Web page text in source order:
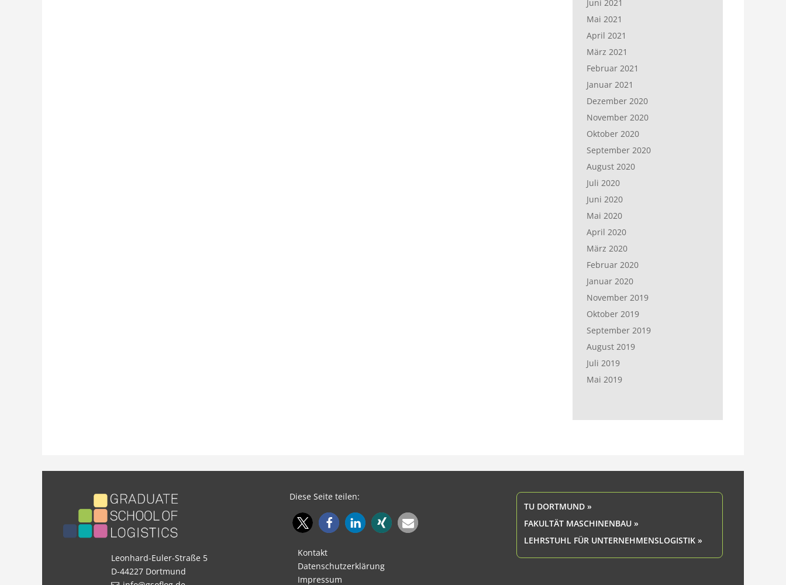
Juni 2021
Mai 2021
April 2021
März 2021
Februar 2021
Januar 2021
Dezember 2020
November 2020
Oktober 2020
September 2020
August 2020
Juli 2020
Juni 2020
Mai 2020
April 2020
März 2020
Februar 2020
Januar 2020
November 2019
Oktober 2019
September 2019
August 2019
Juli 2019
Mai 2019
Leonhard-Euler-Straße 5
D-44227 Dortmund
Diese Seite teilen:
Kontakt
Datenschutzerklärung
Impressum
TU DORTMUND »
FAKULTÄT MASCHINENBAU »
LEHRSTUHL FÜR UNTERNEHMENSLOGISTIK »